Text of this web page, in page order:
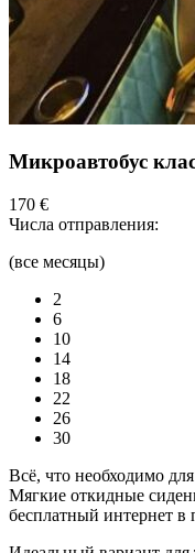
Микроавтобус
170 €
Числа отправления:
(все месяцы)
2
6
10
14
18
22
26
30
Всё, что необходимо
Мягкие откидные
бесплатный интернет в